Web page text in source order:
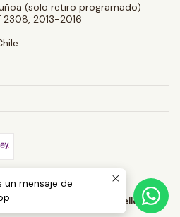
(solo retiro programado)
2308, 2013-2016
Desarrollado por Jumpseller.
un mensaje de